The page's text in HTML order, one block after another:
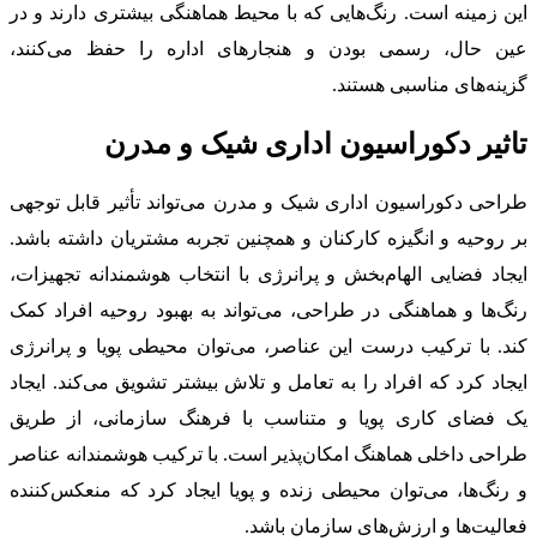
این زمینه است. رنگ‌هایی که با محیط هماهنگی بیشتری دارند و در
عین حال، رسمی بودن و هنجارهای اداره را حفظ می‌کنند،
گزینه‌های مناسبی هستند.
تاثیر دکوراسیون اداری شیک و مدرن
طراحی دکوراسیون اداری شیک و مدرن می‌تواند تأثیر قابل توجهی
بر روحیه و انگیزه کارکنان و همچنین تجربه مشتریان داشته باشد.
ایجاد فضایی الهام‌بخش و پرانرژی با انتخاب هوشمندانه تجهیزات،
رنگ‌ها و هماهنگی در طراحی، می‌تواند به بهبود روحیه افراد کمک
کند. با ترکیب درست این عناصر، می‌توان محیطی پویا و پرانرژی
ایجاد کرد که افراد را به تعامل و تلاش بیشتر تشویق می‌کند. ایجاد
یک فضای کاری پویا و متناسب با فرهنگ سازمانی، از طریق
طراحی داخلی هماهنگ امکان‌پذیر است. با ترکیب هوشمندانه عناصر
و رنگ‌ها، می‌توان محیطی زنده و پویا ایجاد کرد که منعکس‌کننده
فعالیت‌ها و ارزش‌های سازمان باشد.